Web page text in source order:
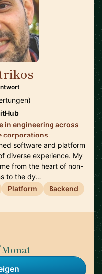
in engineering across
corporations.
software and platform
diverse experience. My
from the heart of non-
to the dy…
Platform Backend